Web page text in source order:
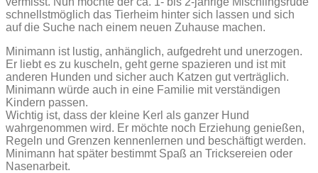
schnellstmöglich das Tierheim hinter sich lassen und sich
auf die Suche nach einem neuen Zuhause machen.
Minimann ist lustig, anhänglich, aufgedreht und unerzogen.
Er liebt es zu kuscheln, geht gerne spazieren und ist mit
anderen Hunden und sicher auch Katzen gut verträglich.
Minimann würde auch in eine Familie mit verständigen
Kindern passen.
Wichtig ist, dass der kleine Kerl als ganzer Hund
wahrgenommen wird. Er möchte noch Erziehung genießen,
Regeln und Grenzen kennenlernen und beschäftigt werden.
Minimann hat später bestimmt Spaß an Tricksereien oder
Nasenarbeit.